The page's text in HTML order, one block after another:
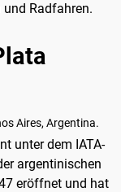
Radfahren.
Aires, Argentina.
unter dem IATA-
argentinischen
eröffnet und hat